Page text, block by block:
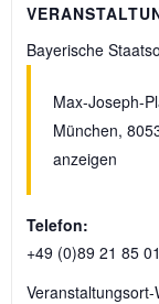
Bayerische
Max-Joseph-
München,
anzeigen
Telefon:
+49 (0)89 21 85 01